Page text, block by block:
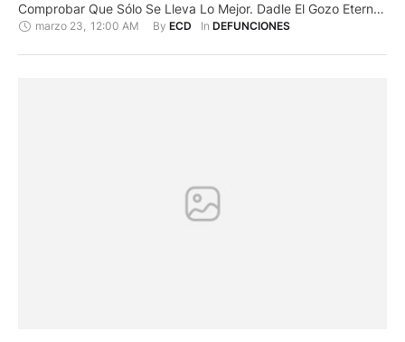
Comprobar Que Sólo Se Lleva Lo Mejor. Dadle El Gozo Eterno
A Quien En Vida Fue: Jaime Eduardo Abril Peralta Su Esposa;
marzo 23 12:00 AM By ECD In DEFUNCIONES